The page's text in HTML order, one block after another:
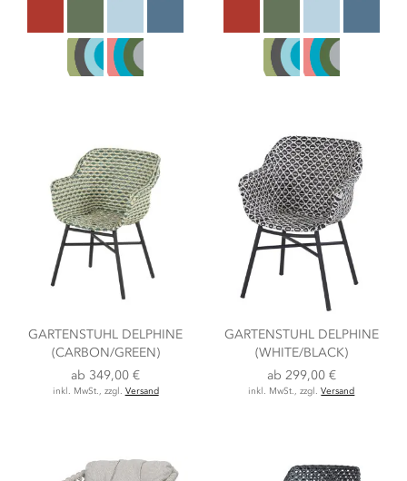
GARTENSTUHL DELPHINE
(CARBON/GREEN)
ab 349,00 €
inkl. MwSt., zzgl. Versand
GARTENSTUHL DELPHINE
(WHITE/BLACK)
ab 299,00 €
inkl. MwSt., zzgl.Versand